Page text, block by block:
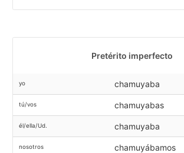
Pretérito imperfecto
yo chamuyaba
tú/vos chamuyabas
él/ella/Ud. chamuyaba
nosotros chamuyábamos